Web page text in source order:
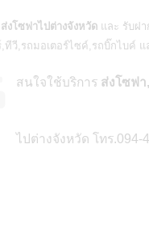
ส่งโซฟาไปต่างจังหวัด และ รับฝา
,ทีวี,รถมอเตอร์ไซค์,รถบิ๊กไบค์ แ
สนใจใช้บริการ ส่งโซฟ
ไปต่างจังหวัด โทร